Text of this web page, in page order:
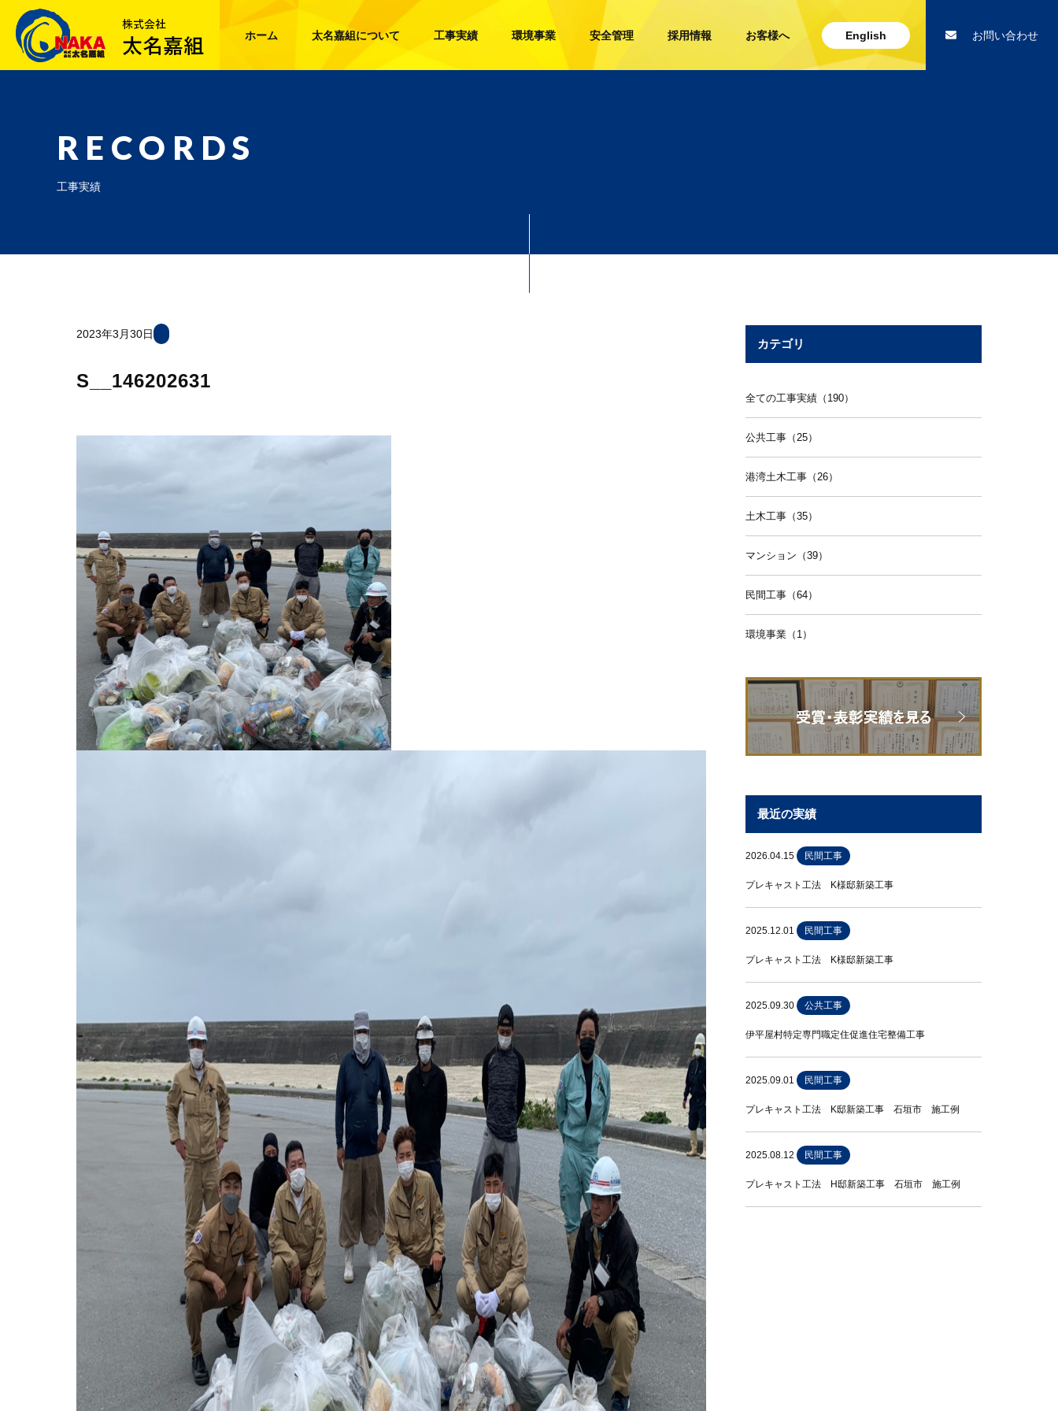
ホーム 太名嘉組について 工事実績 環境事業 安全管理 採用情報 お客様へ English お問い合わせ
RECORDS
工事実績
2023年3月30日
S__146202631
カテゴリ
全ての工事実績（190）
公共工事（25）
港湾土木工事（26）
土木工事（35）
マンション（39）
民間工事（64）
環境事業（1）
最近の実績
2026.04.15 民間工事
プレキャスト工法 K様邸新築工事
2025.12.01 民間工事
プレキャスト工法 K様邸新築工事
2025.09.30 公共工事
伊平屋村特定専門職定住促進住宅整備工事
2025.09.01 民間工事
プレキャスト工法 K邸新築工事 石垣市 施工例
2025.08.12 民間工事
プレキャスト工法 H邸新築工事 石垣市 施工例